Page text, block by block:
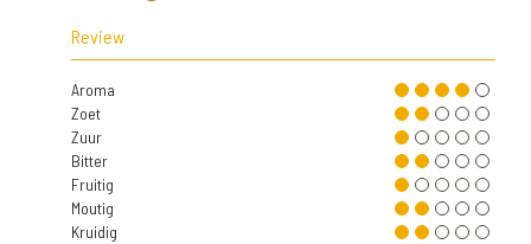
Review
Aroma
Zoet
Zuur
Bitter
Fruitig
Moutig
Kruidig